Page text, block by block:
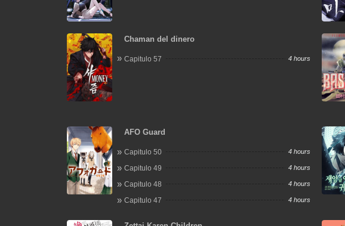
Chaman del dinero
Capitulo 57 4 hours
AFO Guard
Capitulo 50 4 hours
Capitulo 49 4 hours
Capitulo 48 4 hours
Capitulo 47 4 hours